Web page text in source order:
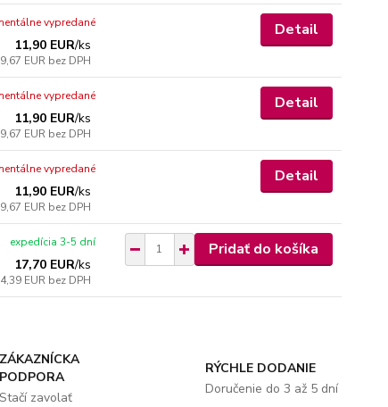
11,90 EUR/ks
9,67 EUR bez DPH
vypredané Detail
11,90 EUR/ks
9,67 EUR bez DPH
vypredané Detail
11,90 EUR/ks
9,67 EUR bez DPH
vypredané Detail
17,70 EUR/ks
EUR bez DPH
expedícia 3-5 dní Pridať do košíka
ZÁKAZNÍCKA
PODPORA
Stačí zavolať
RÝCHLE DODANIE
Doručenie do 3 až 5 dní